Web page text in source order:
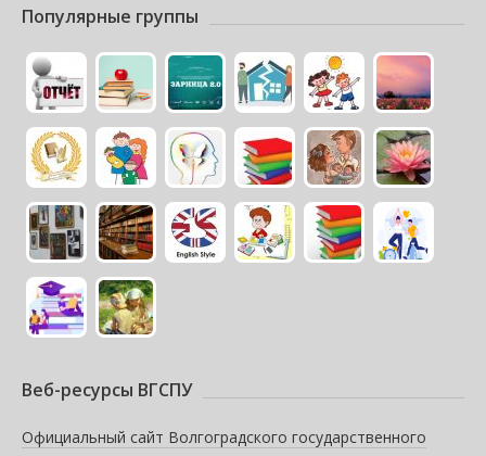
Популярные группы
Веб-ресурсы ВГСПУ
Официальный сайт Волгоградского государственного